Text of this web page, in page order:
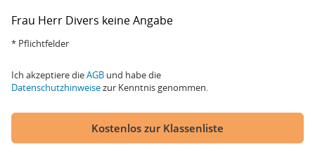
Frau Herr Divers keine Angabe
* Pflichtfelder
Ich akzeptiere dieAGB und habe die
Datenschutzhinweisezur Kenntnis genommen.
Kostenlos zur Klassenliste